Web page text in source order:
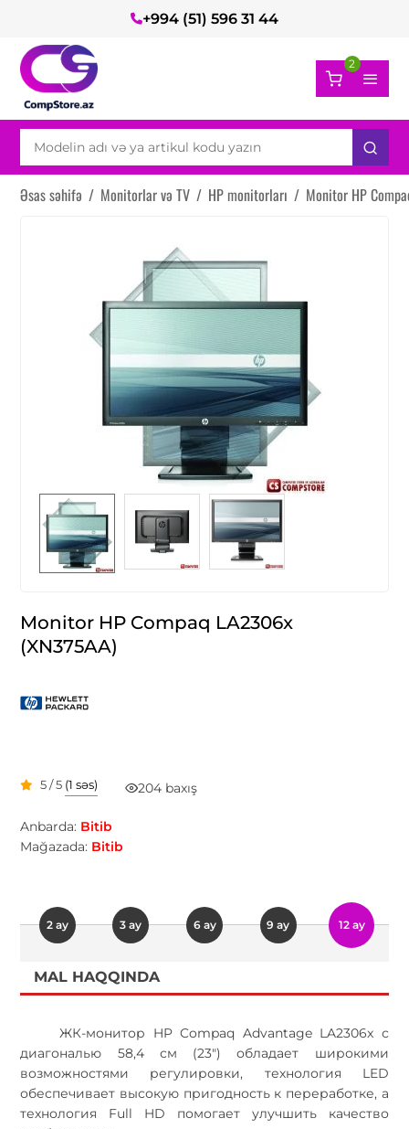
+994 (51) 596 31 44
2
Əsas səhifə / Monitorlar və TV / HP monitorları / Monitor HP
Monitor HP Compaq LA2306x
(XN375AA)
5 / 5 (1 səs) 204 baxış
Anbarda: Bitib
Mağazada: Bitib
2 ay 3 ay 6 ay 9 ay 12 ay
MAL HAQQINDA
ЖК-монитор HP Compaq Advantage LA2306x с
диагональю 58,4 см (23") обладает широкими
возможностями регулировки, технология LED
обеспечивает высокую пригодность к переработке, а
технология Full HD помогает улучшить качество